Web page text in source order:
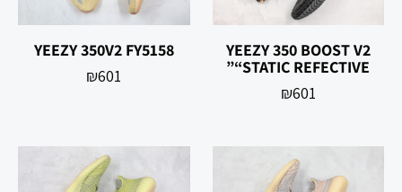
YEEZY 350 BOOST V2
“STATIC REFECTIVE”
₪601
YEEZY 350V2 FY5158
₪601